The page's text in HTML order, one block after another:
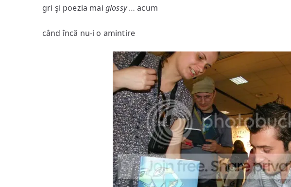
gri şi poezia mai glossy… acum
când încă nu-i o amintire